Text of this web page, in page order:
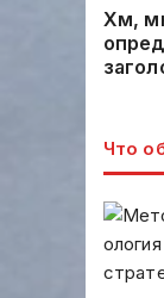
Хм,
что
Что